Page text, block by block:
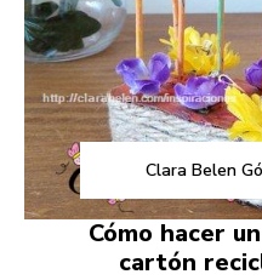
Clara Belen
Cómo hacer
cartón